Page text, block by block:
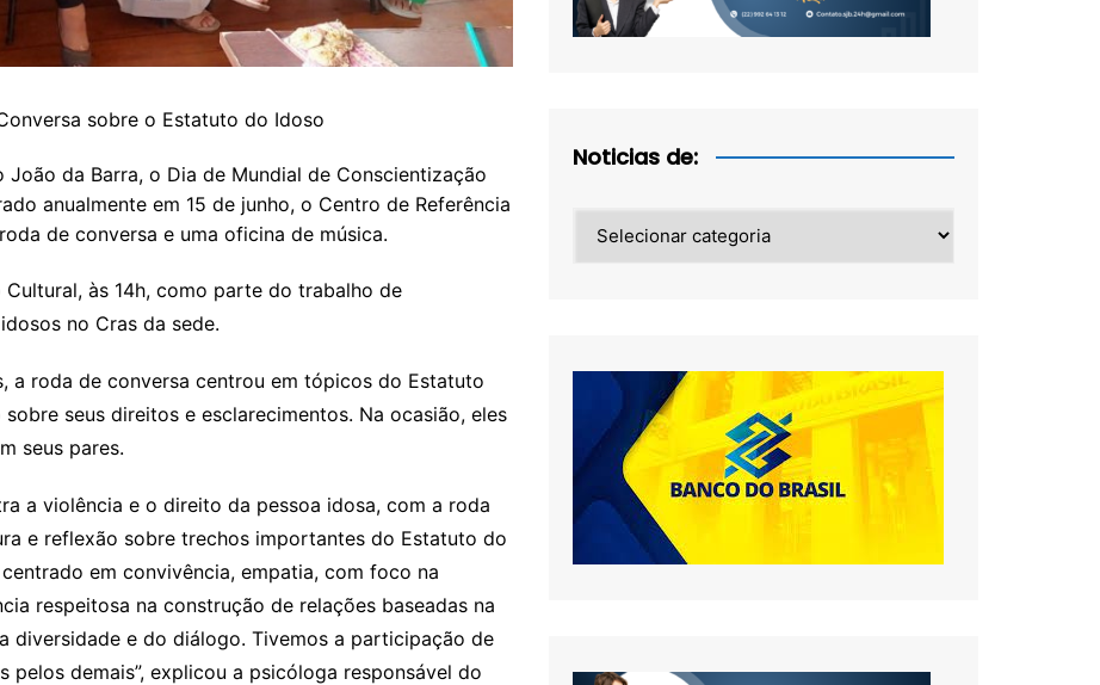
sobre o Estatuto do Idoso
da Barra, o Dia de Mundial de Conscientização
anualmente em 15 de junho, o Centro de Referência
de conversa e uma oficina de música.
às 14h, como parte do trabalho de
no Cras da sede.
a roda de conversa centrou em tópicos do Estatuto
seus direitos e esclarecimentos. Na ocasião, eles
seus pares.
a violência e o direito da pessoa idosa, com a roda
e reflexão sobre trechos importantes do Estatuto do
centrado em convivência, empatia, com foco na
respeitosa na construção de relações baseadas na
diversidade e do diálogo. Tivemos a participação de
demais”, explicou a psicóloga responsável do
Noticias de:
de: